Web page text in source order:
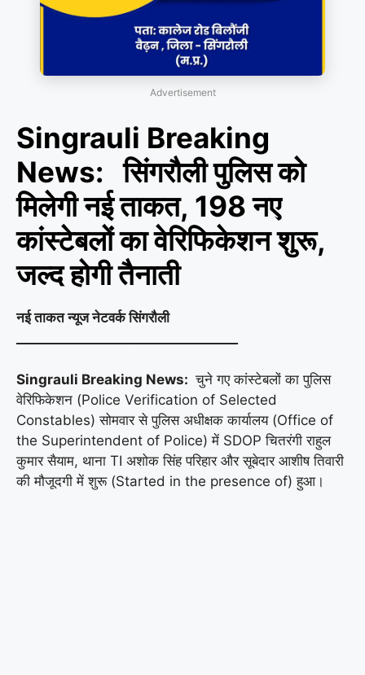
Advertisement
Singrauli Breaking
News: सिंगरौली पुलिस को
मिलेगी नई ताकत, 198 नए
कांस्टेबलों का वेरिफिकेशन शुरू,
जल्द होगी तैनाती
नई ताकत न्यूज नेटवर्क सिंगरौली
Singrauli Breaking News: चुने गए कांस्टेबलों का पुलिस
वेरिफिकेशन (Police Verification of Selected
Constables) सोमवार से पुलिस अधीक्षक कार्यालय (Office of
the Superintendent of Police) में SDOP चितरंगी राहुल
कुमार सैयाम, थाना TI अशोक सिंह परिहार और सूबेदार आशीष तिवारी
की मौजूदगी में शुरू (Started in the presence of) हुआ।